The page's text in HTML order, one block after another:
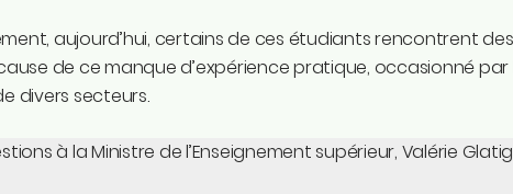
aujourd’hui, certains de ces étudiants rencontrent
de ce manque d’expérience pratique, occasionné
divers secteurs.
à la Ministre de l’Enseignement supérieur, Valérie